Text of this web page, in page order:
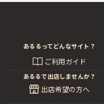
あるるってどんなサイト？
ご利用ガイド
あるるで出店しませんか？
出店希望の方へ